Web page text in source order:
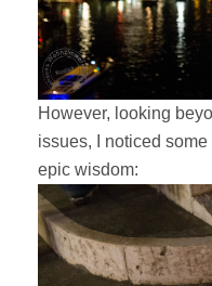
However, looking
issues, I noticed
epic wisdom: